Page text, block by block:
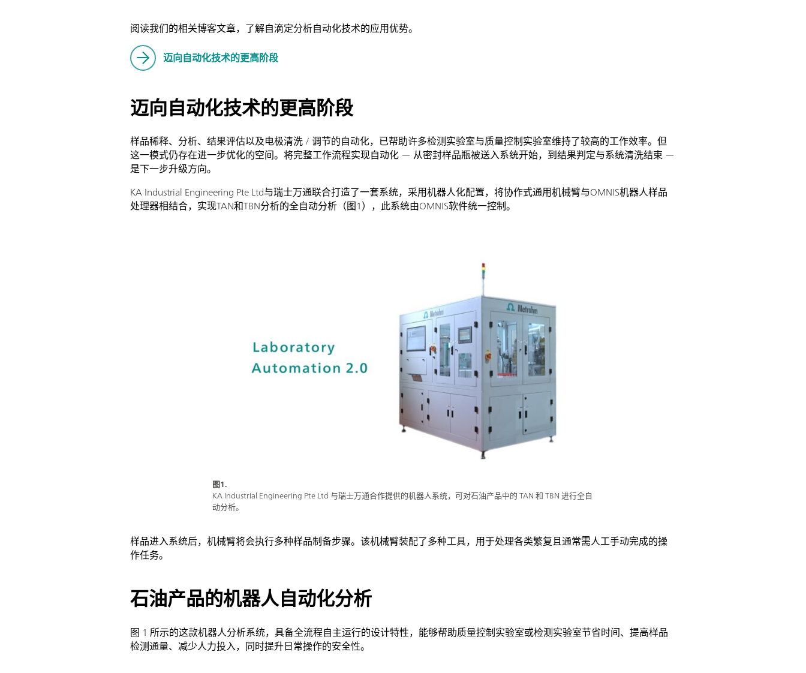
阅读我们的相关博客文章，了解自滴定分析自动化技术的应用优势。
迈向自动化技术的更高阶段
迈向自动化技术的更高阶段
样品稀释、分析、结果评估以及电极清洗 / 调节的自动化，已帮助许多检测实验室与质量控制实验室维持了较高的工作效率。但
这一模式仍存在进一步优化的空间。将完整工作流程实现自动化 — 从密封样品瓶被送入系统开始，到结果判定与系统清洗结束 —
是下一步升级方向。
KA Industrial Engineering Pte Ltd与瑞士万通联合打造了一套系统，采用机器人化配置，将协作式通用机械臂与OMNIS机器人样品
处理器相结合，实现TAN和TBN分析的全自动分析（图1），此系统由OMNIS软件统一控制。
图1.
KA Industrial Engineering Pte Ltd 与瑞士万通合作提供的机器人系统，可对石油产品中的 TAN 和 TBN 进行全自
动分析。
样品进入系统后，机械臂将会执行多种样品制备步骤。该机械臂装配了多种工具，用于处理各类繁复且通常需人工手动完成的操
作任务。
石油产品的机器人自动化分析
图 1 所示的这款机器人分析系统，具备全流程自主运行的设计特性，能够帮助质量控制实验室或检测实验室节省时间、提高样品
检测通量、减少人力投入，同时提升日常操作的安全性。